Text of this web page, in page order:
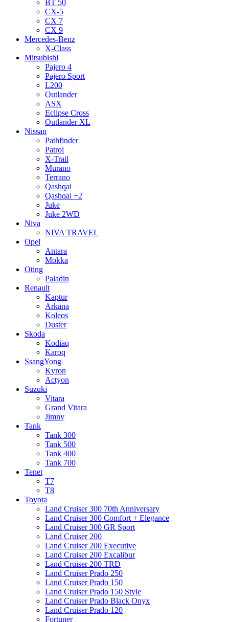
BT 50
CX-5
CX 7
CX 9
Mercedes-Benz
X-Class
Mitsubishi
Pajero 4
Pajero Sport
L200
Outlander
ASX
Eclipse Cross
Outlander XL
Nissan
Pathfinder
Patrol
X-Trail
Murano
Terrano
Qashqai
Qashqai +2
Juke
Juke 2WD
Niva
NIVA TRAVEL
Opel
Antara
Mokka
Oting
Paladin
Renault
Kaptur
Arkana
Koleos
Duster
Skoda
Kodiaq
Karoq
SsangYong
Kyron
Actyon
Suzuki
Vitara
Grand Vitara
Jimny
Tank
Tank 300
Tank 500
Tank 400
Tank 700
Tenet
T7
T8
Toyota
Land Cruiser 300 70th Anniversary
Land Cruiser 300 Comfort + Elegance
Land Cruiser 300 GR Sport
Land Cruiser 200
Land Cruiser 200 Executive
Land Cruiser 200 Excalibur
Land Cruiser 200 TRD
Land Cruiser Prado 250
Land Cruiser Prado 150
Land Cruiser Prado 150 Style
Land Cruiser Prado Black Onyx
Land Cruiser Prado 120
Fortuner